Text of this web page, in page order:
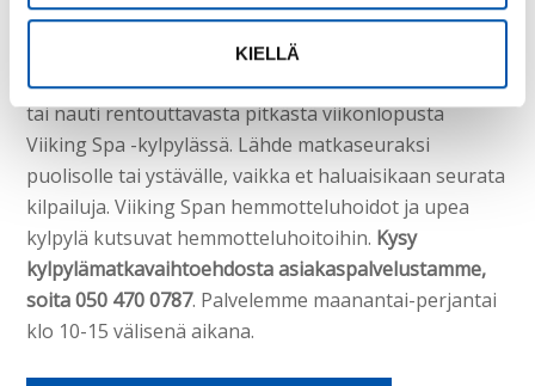
KIELLÄ
kylpylämatkavaihtoehto
Lähde mukaan kannustamaan ampumahiihtokisoihin
tai nauti rentouttavasta pitkästä viikonlopusta
Viiking Spa -kylpylässä. Lähde matkaseuraksi
puolisolle tai ystävälle, vaikka et haluaisikaan seurata
kilpailuja. Viiking Span hemmotteluhoidot ja upea
kylpylä kutsuvat hemmotteluhoitoihin. Kysy
kylpylämatkavaihtoehdosta asiakaspalvelustamme,
soita 050 470 0787. Palvelemme maanantai-perjantai
klo 10-15 välisenä aikana.